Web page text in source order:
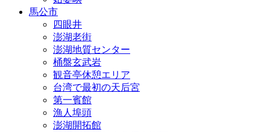
馬公市
四眼井
澎湖老街
澎湖地質センター
桶盤玄武岩
観音亭休憩エリア
台湾で最初の天后宮
第一賓館
漁人埠頭
澎湖開拓館